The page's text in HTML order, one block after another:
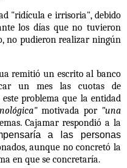
"ridícula e irrisoria", debido
los días que no tuvieron
no pudieron realizar ningún
remitió un escrito al banco
un mes las cuotas de
problema que la entidad
motivada por "una
Cajamar respondió a la
a las personas
aunque no concretó la
en que se concretaría.